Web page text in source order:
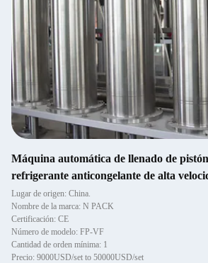
Máquina automática de llenado de
refrigerante anticongelante de alta
Lugar de origen: China.
Nombre de la marca: N PACK
Certificación: CE
Número de modelo: FP-VF
Cantidad de orden mínima: 1
Precio: 9000USD/set to 50000USD/set